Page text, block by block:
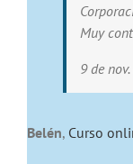
Muy
9 de
Belén, Curso